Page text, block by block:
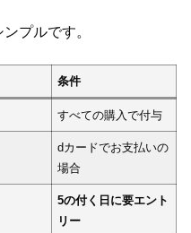
プルです。
条件
すべての購入で付与
dカードでお支払いの
場合
5の付く日に要エント
リー